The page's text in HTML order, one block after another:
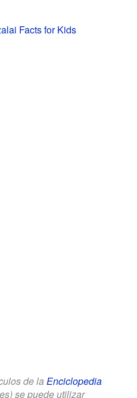
Facts for Kids
de la Enciclopedia
se puede utilizar